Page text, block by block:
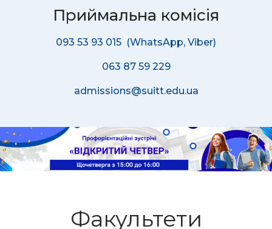
Приймальна комісія
093 53 93 015 (WhatsApp, Viber)
063 87 59 229
admissions@suitt.edu.ua
Факультети